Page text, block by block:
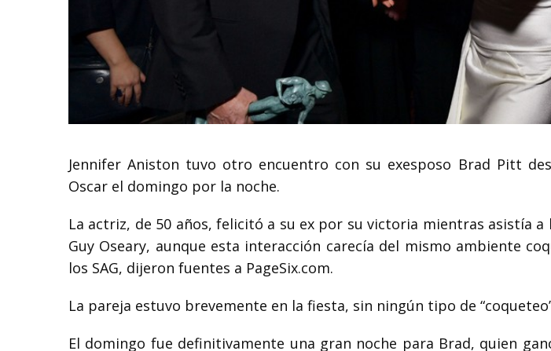
Jennifer Aniston tuvo otro encuentro con su exesposo Brad Pitt
Oscar el domingo por la noche.
La actriz, de 50 años, felicitó a su ex por su victoria mientras asistía a
Guy Oseary, aunque esta interacción carecía del mismo ambiente
los SAG, dijeron fuentes a PageSix.com.
La pareja estuvo brevemente en la fiesta, sin ningún tipo de
El domingo fue definitivamente una gran noche para Brad, quien